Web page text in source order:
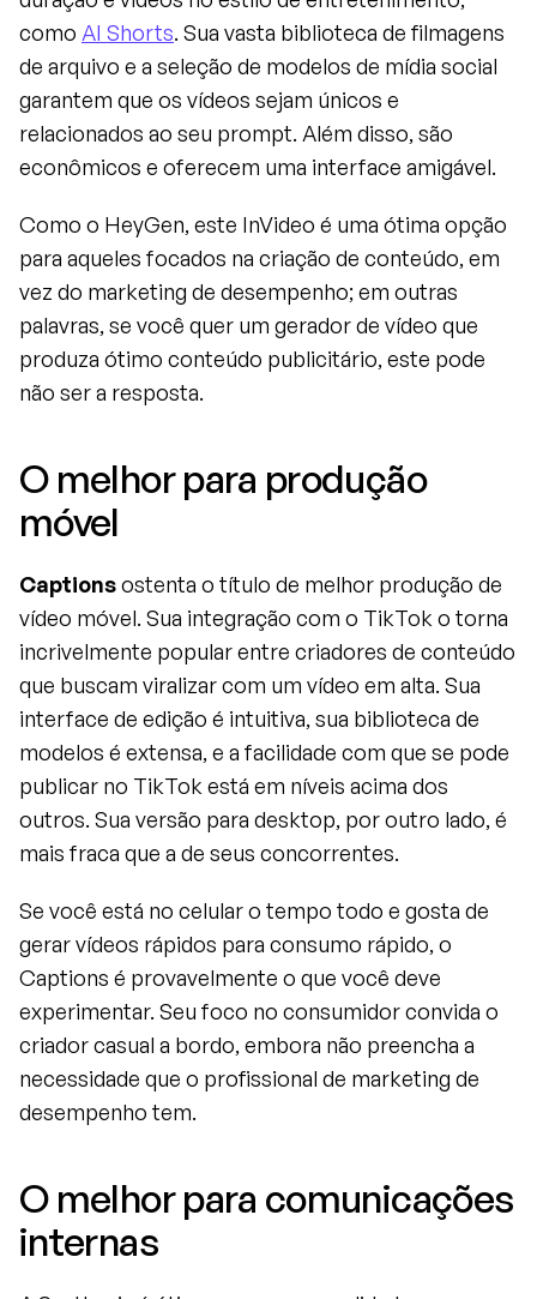
como AI Shorts. Sua vasta biblioteca de filmagens
de arquivo e a seleção de modelos de mídia social
garantem que os vídeos sejam únicos e
relacionados ao seu prompt. Além disso, são
econômicos e oferecem uma interface amigável.
Como o HeyGen, este InVideo é uma ótima opção
para aqueles focados na criação de conteúdo, em
vez do marketing de desempenho; em outras
palavras, se você quer um gerador de vídeo que
produza ótimo conteúdo publicitário, este pode
não ser a resposta.
O melhor para produção
móvel
Captions ostenta o título de melhor produção de
vídeo móvel. Sua integração com o TikTok o torna
incrivelmente popular entre criadores de conteúdo
que buscam viralizar com um vídeo em alta. Sua
interface de edição é intuitiva, sua biblioteca de
modelos é extensa, e a facilidade com que se pode
publicar no TikTok está em níveis acima dos
outros. Sua versão para desktop, por outro lado, é
mais fraca que a de seus concorrentes.
Se você está no celular o tempo todo e gosta de
gerar vídeos rápidos para consumo rápido, o
Captions é provavelmente o que você deve
experimentar. Seu foco no consumidor convida o
criador casual a bordo, embora não preencha a
necessidade que o profissional de marketing de
desempenho tem.
O melhor para comunicações
internas